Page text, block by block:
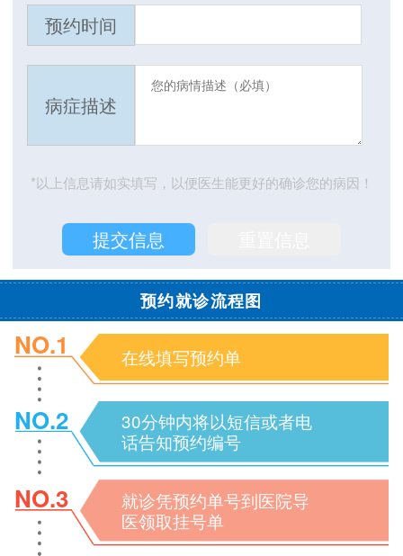
预约时间
病症描述
*以上信息请如实填写，以便医生能更好的确诊您的病因！
预约就诊流程图
NO.1 在线填写预约单
NO.2
30分钟内将以短信或者电
话告知预约编号
NO.3
就诊凭预约单号到医院导
医领取挂号单